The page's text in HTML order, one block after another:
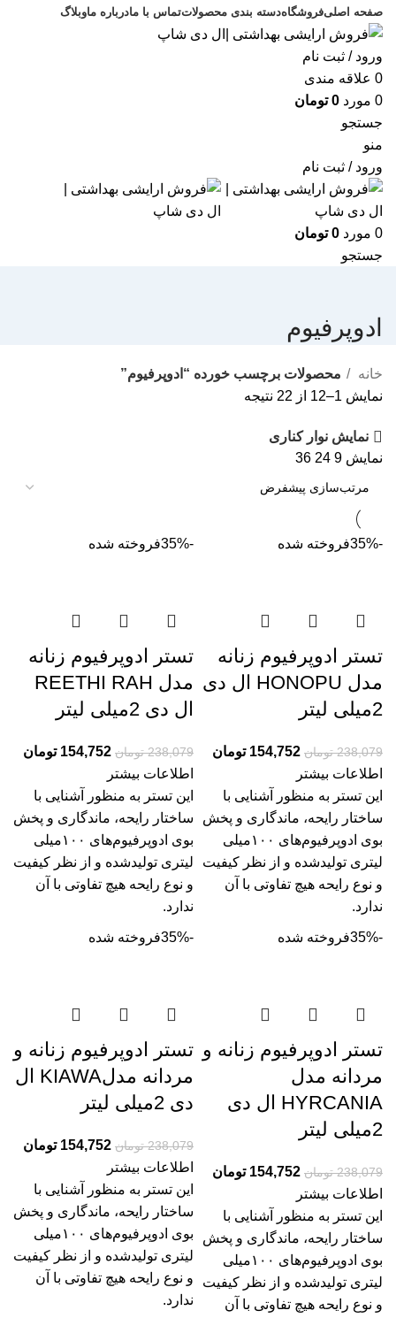
صفحه اصلیفروشگاهدسته بندی محصولاتتماس با مادرباره ماوبلاگ
ورود / ثبت نام
0 علاقه مندی
0 مورد 0 تومان
جستجو
منو
ورود / ثبت نام
0 مورد 0 تومان
جستجو
ادوپرفیوم
خانه
محصولات برچسب خورده “ادوپرفیوم”
نمایش 1–12 از 22 نتیجه
نمایش نوار کناری
نمایش 9
24
36
-35% فروخته شده
تستر ادوپرفیوم زنانه
مدل HONOPU ال دی
2میلی لیتر
238,079 تومان 154,752 تومان
اطلاعات بیشتر
این تستر به منظور آشنایی با
ساختار رایحه، ماندگاری و پخش
بوی ادوپرفیوم‌­های ۱۰۰میلی
لیتری تولیدشده و از نظر کیفیت
و نوع رایحه هیچ تفاوتی با آن
ندارد.
-35% فروخته شده
تستر ادوپرفیوم زنانه
مدل REETHI RAH
ال دی 2میلی لیتر
238,079 تومان 154,752 تومان
اطلاعات بیشتر
این تستر به منظور آشنایی با
ساختار رایحه، ماندگاری و پخش
بوی ادوپرفیوم‌­های ۱۰۰میلی
لیتری تولیدشده و از نظر کیفیت
و نوع رایحه هیچ تفاوتی با آن
ندارد.
-35% فروخته شده
تستر ادوپرفیوم زنانه و
مردانه مدل
HYRCANIA ال دی
2میلی لیتر
238,079 تومان 154,752 تومان
اطلاعات بیشتر
این تستر به منظور آشنایی با
ساختار رایحه، ماندگاری و پخش
بوی ادوپرفیوم‌­های ۱۰۰میلی
لیتری تولیدشده و از نظر کیفیت
و نوع رایحه هیچ تفاوتی با آن
-35% فروخته شده
تستر ادوپرفیوم زنانه و
مردانه مدلKIAWA ال
دی 2میلی لیتر
238,079 تومان 154,752 تومان
اطلاعات بیشتر
این تستر به منظور آشنایی با
ساختار رایحه، ماندگاری و پخش
بوی ادوپرفیوم‌­های ۱۰۰میلی
لیتری تولیدشده و از نظر کیفیت
و نوع رایحه هیچ تفاوتی با آن
ندارد.